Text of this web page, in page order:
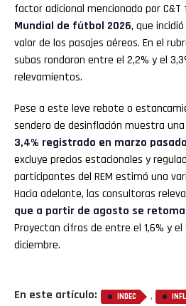
factor adicional mencionado por C&T
Mundial de fútbol 2026, que
valor de los pasajes aéreos. En el
subas rondaron entre el 2,2% y el
relevamientos.
Pese a este leve rebote o
sendero de desinflación muestra una
3,4% registrado en marzo pasado
excluye precios estacionales y
participantes del REM estimó una
Hacia adelante, las consultoras
que a partir de agosto se
Proyectan cifras de entre el 1,6% y
diciembre.
En este artículo: INDEC ,